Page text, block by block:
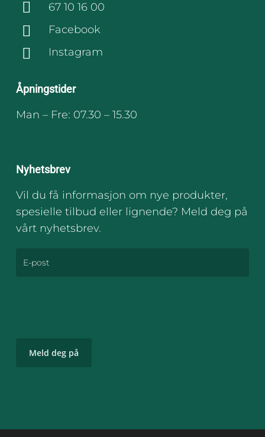
67 10 16 00
Facebook
Instagram
Åpningstider
Man – Fre: 07.30 – 15.30
Nyhetsbrev
Vil du få informasjon om nye produkter,
spesielle tilbud eller lignende? Meld deg på
vårt nyhetsbrev.